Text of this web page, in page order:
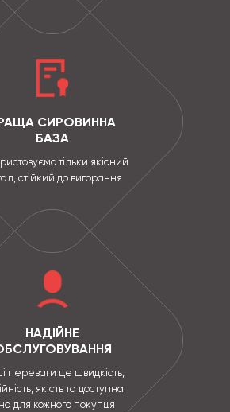
СИРОВИННА
БАЗА
тільки якісний
стійкий до вигорання
НАДІЙНЕ
переваги це швидкість,
якість та доступна
для кожного покупця